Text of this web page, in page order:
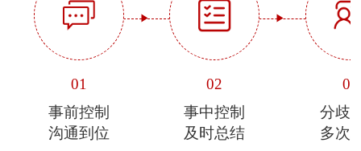
01
事前控制
沟通到位
02
事中控制
及时总结
03
分歧
多次